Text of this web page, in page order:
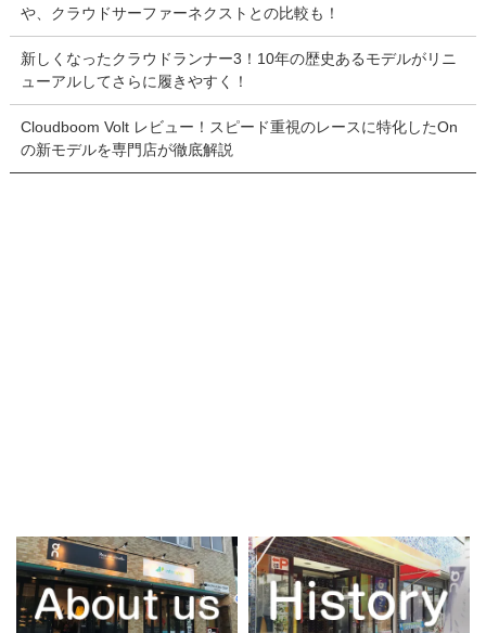
や、クラウドサーファーネクストとの比較も！
新しくなったクラウドランナー3！10年の歴史あるモデルがリニ
ューアルしてさらに履きやすく！
Cloudboom Volt レビュー！スピード重視のレースに特化したOn
の新モデルを専門店が徹底解説